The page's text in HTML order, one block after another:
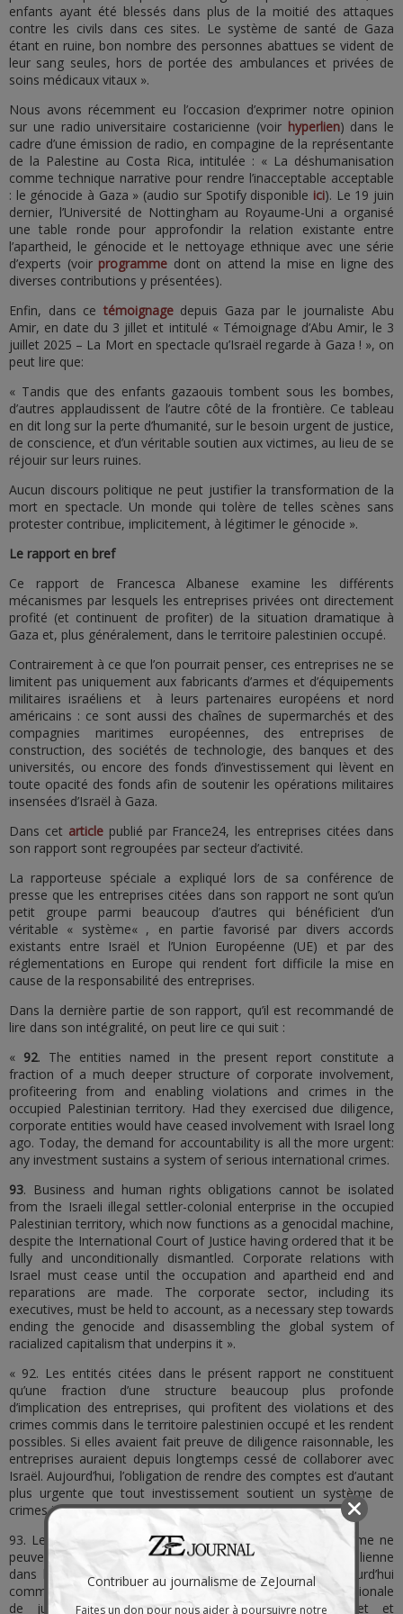
enfants ayant été blessés dans plus de la moitié des attaques
contre les civils dans ces sites. Le système de santé de Gaza
étant en ruine, bon nombre des personnes abattues se vident de
leur sang seules, hors de portée des ambulances et privées de
soins médicaux vitaux ».
Nous avons récemment eu l’occasion d’exprimer notre opinion
sur une radio universitaire costaricienne (voir hyperlien) dans le
cadre d’une émission de radio, en compagine de la représentante
de la Palestine au Costa Rica, intitulée : « La déshumanisation
comme technique narrative pour rendre l’inacceptable acceptable
: le génocide à Gaza » (audio sur Spotify disponible ici). Le 19 juin
dernier, l’Université de Nottingham au Royaume-Uni a organisé
une table ronde pour approfondir la relation existante entre
l’apartheid, le génocide et le nettoyage ethnique avec une série
d’experts (voir programme dont on attend la mise en ligne des
diverses contributions y présentées).
Enfin, dans cetémoignagedepuis Gaza par le journaliste Abu
Amir, en date du 3 jillet et intitulé « Témoignage d’Abu Amir, le 3
juillet 2025 – La Mort en spectacle qu’Israël regarde à Gaza ! », on
peut lire que:
« Tandis que des enfants gazaouis tombent sous les bombes,
d’autres applaudissent de l’autre côté de la frontière. Ce tableau
en dit long sur la perte d’humanité, sur le besoin urgent de justice,
de conscience, et d’un véritable soutien aux victimes, au lieu de se
réjouir sur leurs ruines.
Aucun discours politique ne peut justifier la transformation de la
mort en spectacle. Un monde qui tolère de telles scènes sans
protester contribue, implicitement, à légitimer le génocide ».
Le rapport en bref
Ce rapport de Francesca Albanese examine les différents
mécanismes par lesquels les entreprises privées ont directement
profité (et continuent de profiter) de la situation dramatique à
Gaza et, plus généralement, dans le territoire palestinien occupé.
Contrairement à ce que l’on pourrait penser, ces entreprises ne se
limitent pas uniquement aux fabricants d’armes et d’équipements
militaires israéliens et à leurs partenaires européens et nord
américains : ce sont aussi des chaînes de supermarchés et des
compagnies maritimes européennes, des entreprises de
construction, des sociétés de technologie, des banques et des
universités, ou encore des fonds d’investissement qui lèvent en
toute opacité des fonds afin de soutenir les opérations militaires
insensées d’Israël à Gaza.
Dans cet articlepublié par France24, les entreprises citées dans
son rapport sont regroupées par secteur d’activité.
La rapporteuse spéciale a expliqué lors de sa conférence de
presse que les entreprises citées dans son rapport ne sont qu’un
petit groupe parmi beaucoup d’autres qui bénéficient d’un
véritable « système« , en partie favorisé par divers accords
existants entre Israël et l’Union Européenne (UE) et par des
réglementations en Europe qui rendent fort difficile la mise en
cause de la responsabilité des entreprises.
Dans la dernière partie de son rapport, qu’il est recommandé de
lire dans son intégralité, on peut lire ce qui suit :
« 92. The entities named in the present report constitute a
fraction of a much deeper structure of corporate involvement,
profiteering from and enabling violations and crimes in the
occupied Palestinian territory. Had they exercised due diligence,
corporate entities would have ceased involvement with Israel long
ago. Today, the demand for accountability is all the more urgent:
any investment sustains a system of serious international crimes.
93. Business and human rights obligations cannot be isolated
from the Israeli illegal settler-colonial enterprise in the occupied
Palestinian territory, which now functions as a genocidal machine,
despite the International Court of Justice having ordered that it be
fully and unconditionally dismantled. Corporate relations with
Israel must cease until the occupation and apartheid end and
reparations are made. The corporate sector, including its
executives, must be held to account, as a necessary step towards
ending the genocide and disassembling the global system of
racialized capitalism that underpins it ».
« 92. Les entités citées dans le présent rapport ne constituent
qu’une fraction d’une structure beaucoup plus profonde
d’implication des entreprises, qui profitent des violations et des
crimes commis dans le territoire palestinien occupé et les rendent
possibles. Si elles avaient fait preuve de diligence raisonnable, les
entreprises auraient depuis longtemps cessé de collaborer avec
Israël. Aujourd’hui, l’obligation de rendre des comptes est d’autant
plus urgente que tout investissement soutient un système de
crimes internationaux graves.
93. Les obligations des entreprises et des droits de l’homme ne
peuvent être isolées de l’entreprise coloniale illégale israélienne
dans le territoire palestinien occupé, qui fonctionne aujourd’hui
comme une machine génocidaire, bien que la Cour internationale
de justice ait ordonné son démantèlement complet et
Contribuer au journalisme de ZeJournal
Faites un don pour nous aider à poursuivre notre